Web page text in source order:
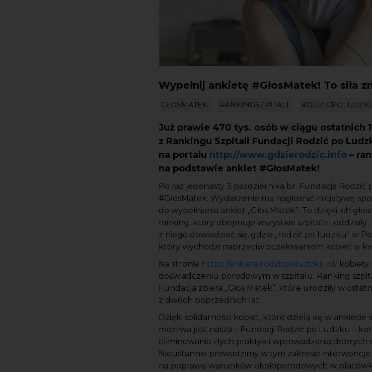
Wypełnij ankietę #GłosMatek! To siła
GŁOSMATEK RANKINGSZPITALI
Już prawie 470 tys. osób w ciągu ostatnich
z Rankingu Szpitali Fundacji Rodzić po
na portalu http://www.gdzierodzic.info–
na podstawie ankiet #GłosMatek!
Po raz jedenasty 3 października br. Fundacja
#GłosMatek. Wydarzenie ma nagłośnić inicjatywę
do wypełniania ankiet „Głos Matek”. To dzięki ich
ranking, który obejmuje wszystkie szpitale i oddziały
z niego dowiedzieć się, gdzie „rodzić po ludzku” w
który wychodzi naprzeciw oczekiwaniom kobiet w
Na stronie https://ankieta.rodzicpoludzku.pl/kobiety
doświadczeniu porodowym w szpitalu. Ranking
Fundacja zbiera „Głos Matek”, które urodziły w
z dwóch poprzednich lat.
Dzięki solidarności kobiet, które dzielą się w
możliwa jest nasza – Fundacji Rodzić po Ludzku –
eliminowania złych praktyk i wprowadzania
Nieustannie prowadzimy w tym zakresie interwencje.
na poprawę warunków okołoporodowych w